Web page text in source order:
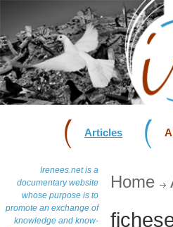
Articles
Irenees.net is a
documentary website
whose purpose is to
promote an exchange of
knowledge and know-
Home